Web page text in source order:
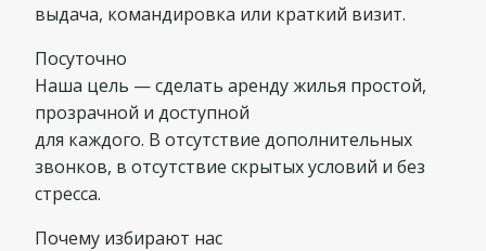
выдача, командировка или краткий визит.
Посуточно
Наша цель — сделать аренду жилья простой,
прозрачной и доступной
для каждого. В отсутствие дополнительных
звонков, в отсутствие скрытых условий и без
стресса.
Почему избирают нас